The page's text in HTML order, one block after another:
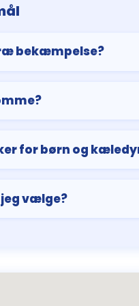
bekæmpelse?
for børn og
vælge?